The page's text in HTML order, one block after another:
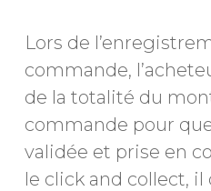
Lors de
commande,
de la totalité du
commande pour
validée et prise en
le click and collect, il